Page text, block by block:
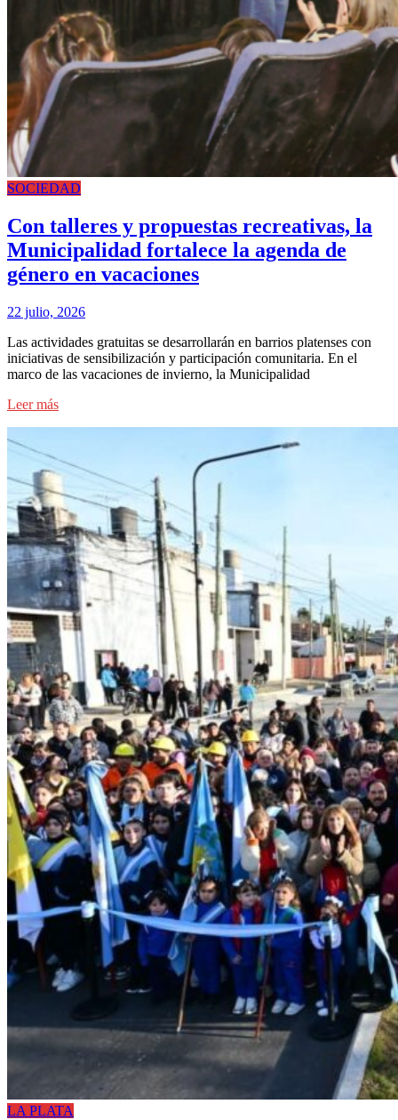
SOCIEDAD
Con talleres y propuestas recreativas, la
Municipalidad fortalece la agenda de
género en vacaciones
22 julio, 2026
Las actividades gratuitas se desarrollarán en barrios platenses con
iniciativas de sensibilización y participación comunitaria. En el
marco de las vacaciones de invierno, la Municipalidad
Leer más
LA PLATA